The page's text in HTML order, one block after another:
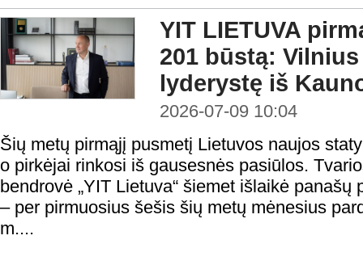
YIT LIETUVA
201 būstą:
lyderystę iš
2026-07-09 10:04
Šių metų pirmąjį pusmetį Lietuvos naujos
o pirkėjai rinkosi iš gausesnės pasiūlos.
bendrovė „YIT Lietuva“ šiemet išlaikė
– per pirmuosius šešis šių metų mėnesius
m....